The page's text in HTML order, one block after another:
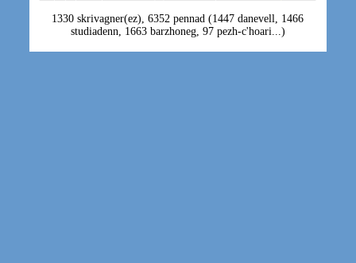
1330 skrivagner(ez), 6352 pennad (1447 danevell, 1466
studiadenn, 1663 barzhoneg, 97 pezh-c'hoari...)